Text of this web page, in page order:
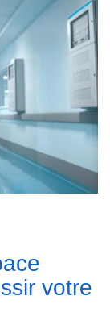
votre